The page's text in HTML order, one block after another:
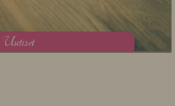
Uutiset